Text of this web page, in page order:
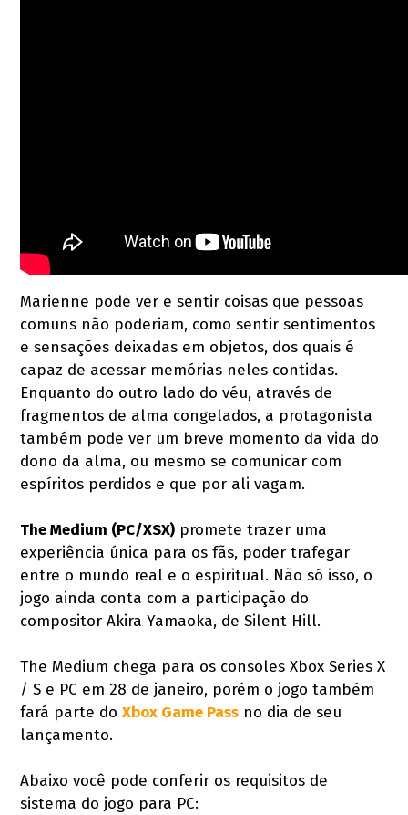
Marienne pode ver e sentir coisas que pessoas
comuns não poderiam, como sentir sentimentos
e sensações deixadas em objetos, dos quais é
capaz de acessar memórias neles contidas.
Enquanto do outro lado do véu, através de
fragmentos de alma congelados, a protagonista
também pode ver um breve momento da vida do
dono da alma, ou mesmo se comunicar com
espíritos perdidos e que por ali vagam.
The Medium (PC/XSX) promete trazer uma
experiência única para os fãs, poder trafegar
entre o mundo real e o espiritual. Não só isso, o
jogo ainda conta com a participação do
compositor Akira Yamaoka, de Silent Hill.
The Medium chega para os consoles Xbox Series X
/ S e PC em 28 de janeiro, porém o jogo também
fará parte doXbox Game Pass no dia de seu
lançamento.
Abaixo você pode conferir os requisitos de
sistema do jogo para PC: